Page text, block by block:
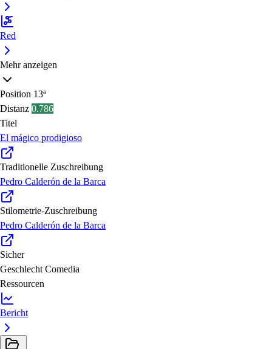
Red
Mehr anzeigen
Position 13ª
Distanz 0.786
Titel
El mágico prodigioso
Traditionelle Zuschreibung
Pedro Calderón de la Barca
Stilometrie-Zuschreibung
Pedro Calderón de la Barca
Sicher
Geschlecht Comedia
Ressourcen
Bericht